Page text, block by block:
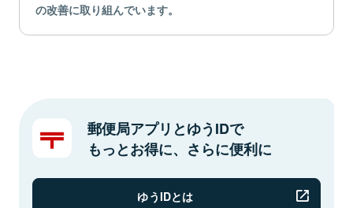
の改善に取り組んでいます。
郵便局アプリとゆうIDで
もっとお得に、さらに便利に
ゆうIDとは